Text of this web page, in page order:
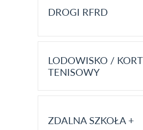
DROGI RFRD
LODOWISKO / KORT
TENISOWY
ZDALNA SZKOŁA +